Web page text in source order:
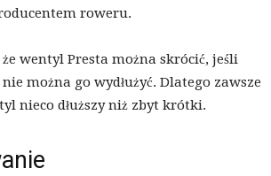
roweru.
wentyl Presta można skrócić, jeśli
można go wydłużyć. Dlatego zawsze
nieco dłuższy niż zbyt krótki.